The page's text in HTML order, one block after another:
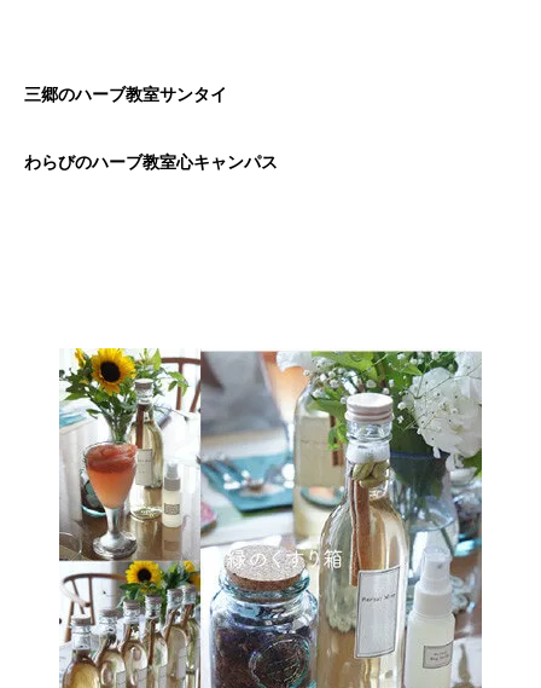
三郷のハーブ教室サンタイ
わらびのハーブ教室心キャンパス